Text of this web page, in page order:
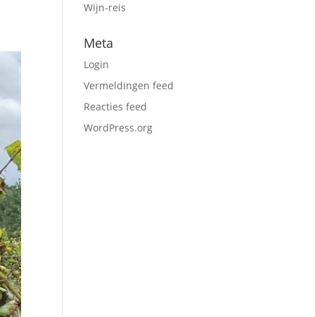
Wijn-reis
Meta
Login
Vermeldingen feed
Reacties feed
WordPress.org